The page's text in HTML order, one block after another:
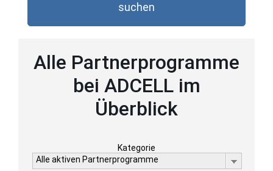
suchen
Alle Partnerprogramme
bei ADCELL im
Überblick
Kategorie
Alle aktiven Partnerprogramme